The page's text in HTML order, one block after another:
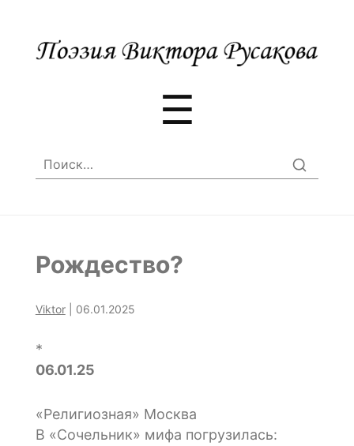
☰
Найти:
Рождество?
Viktor 06.01.2025
*
06.01.25
«Религиозная» Москва
В «Сочельник» мифа погрузилась: